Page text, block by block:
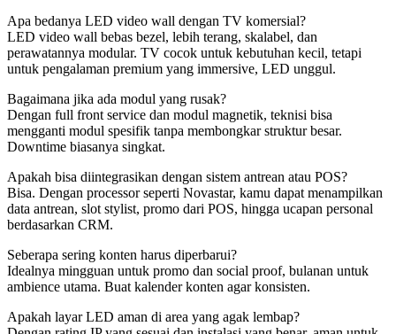
Apa bedanya LED video wall dengan TV komersial?
LED video wall bebas bezel, lebih terang, skalabel, dan
perawatannya modular. TV cocok untuk kebutuhan kecil, tetapi
untuk pengalaman premium yang immersive, LED unggul.
Bagaimana jika ada modul yang rusak?
Dengan full front service dan modul magnetik, teknisi bisa
mengganti modul spesifik tanpa membongkar struktur besar.
Downtime biasanya singkat.
Apakah bisa diintegrasikan dengan sistem antrean atau POS?
Bisa. Dengan processor seperti Novastar, kamu dapat menampilkan
data antrean, slot stylist, promo dari POS, hingga ucapan personal
berdasarkan CRM.
Seberapa sering konten harus diperbarui?
Idealnya mingguan untuk promo dan social proof, bulanan untuk
ambience utama. Buat kalender konten agar konsisten.
Apakah layar LED aman di area yang agak lembap?